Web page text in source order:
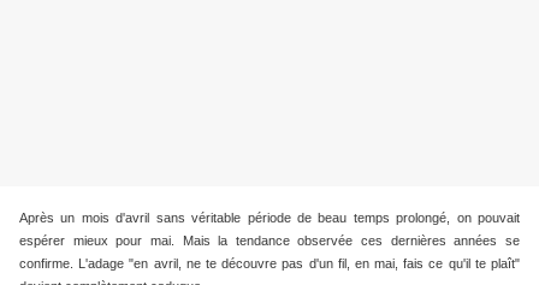
Après un mois d'avril sans véritable période de beau temps prolongé, on pouvait
espérer mieux pour mai. Mais la tendance observée ces dernières années se
confirme. L'adage "en avril, ne te découvre pas d'un fil, en mai, fais ce qu'il te plaît"